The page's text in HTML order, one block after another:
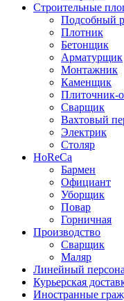
Строительные
Подсобный
Плотник
Бетонщик
Арматурщик
Монтажник
Каменщик
Плиточник-
Сварщик
Вахтовый
Электрик
Столяр
HoReCa
Бармен
Официант
Уборщик
Повар
Горничная
Производство
Сварщик
Маляр
Линейный
Курьерская
Иностранные